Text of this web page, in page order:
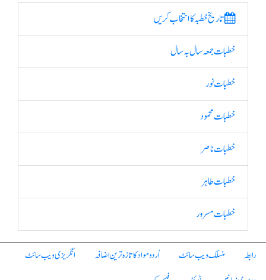
تاریخ خطبہ کا انتخاب کریں
خطبات جمعہ سال بہ سال
خطبات نور
خطبات محمود
خطبات ناصر
خطبات طاہر
خطبات مسرور
رابطہ منسلک ویب سائٹ اُردو مواد کا تازہ ترین اضافہ
انگریزی ویب سائٹ